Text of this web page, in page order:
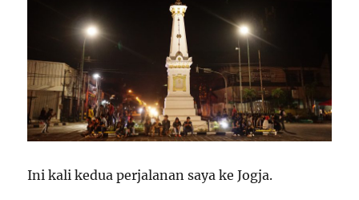
Ini kali kedua perjalanan saya ke Jogja.